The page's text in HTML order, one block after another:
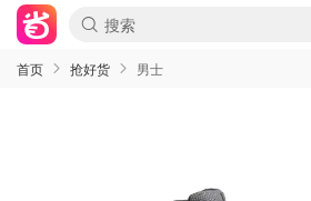
首页 抢好货 男士